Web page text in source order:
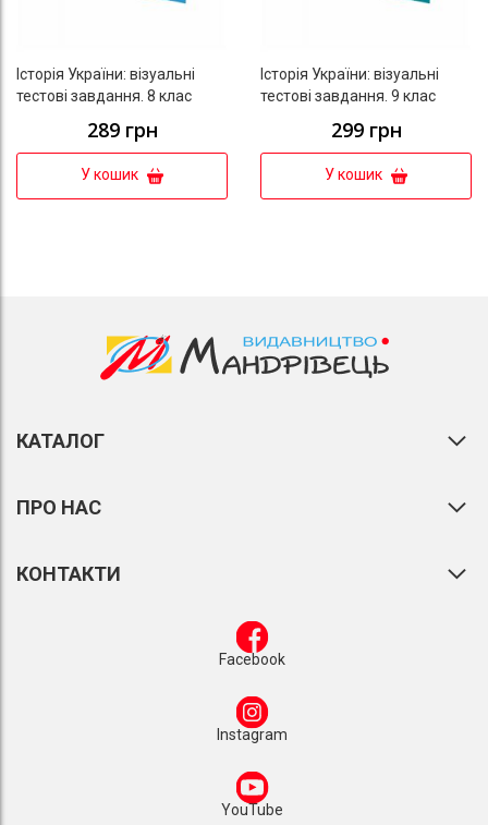
Історія України: візуальні
тестові завдання. 8 клас
289 грн
У кошик
Історія України: візуальні
тестові завдання. 9 клас
299 грн
У кошик
КАТАЛОГ
ПРО НАС
КОНТАКТИ
Facebook
Instagram
YouTube